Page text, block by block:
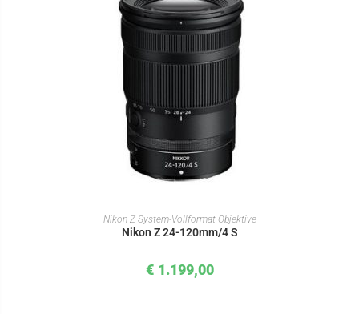
IN DEN WARENKORB
Nikon Z System-Vollformat Objektive
Nikon Z 24-120mm/4 S
€ 1.199,00